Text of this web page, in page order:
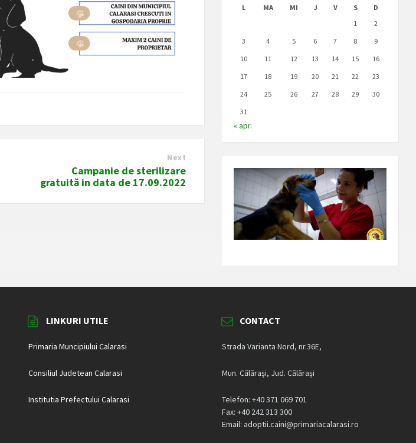
Next
Campanie de sterilizare
gratuită in data de 17.09.2022
L
MA MI J V S
D
1
2
3
4 5 6 7 8
9
10
11 12 13 14 15
16
17
18 19 20 21 22
23
24
25 26 27 28 29
30
31
« apr.
LINKURI UTILE
Primaria Muncipiului Calarasi
Consiliul Judetean Calarasi
Institutia Prefectului Calarasi
CONTACT
Strada Varianta Nord, nr.36E,
Mun. Călărași, Jud. Călărași
Telefon: +40 371 069 701
Fax: +40 242 313 300
Email: adoptii.caini@primariacalarasi.ro